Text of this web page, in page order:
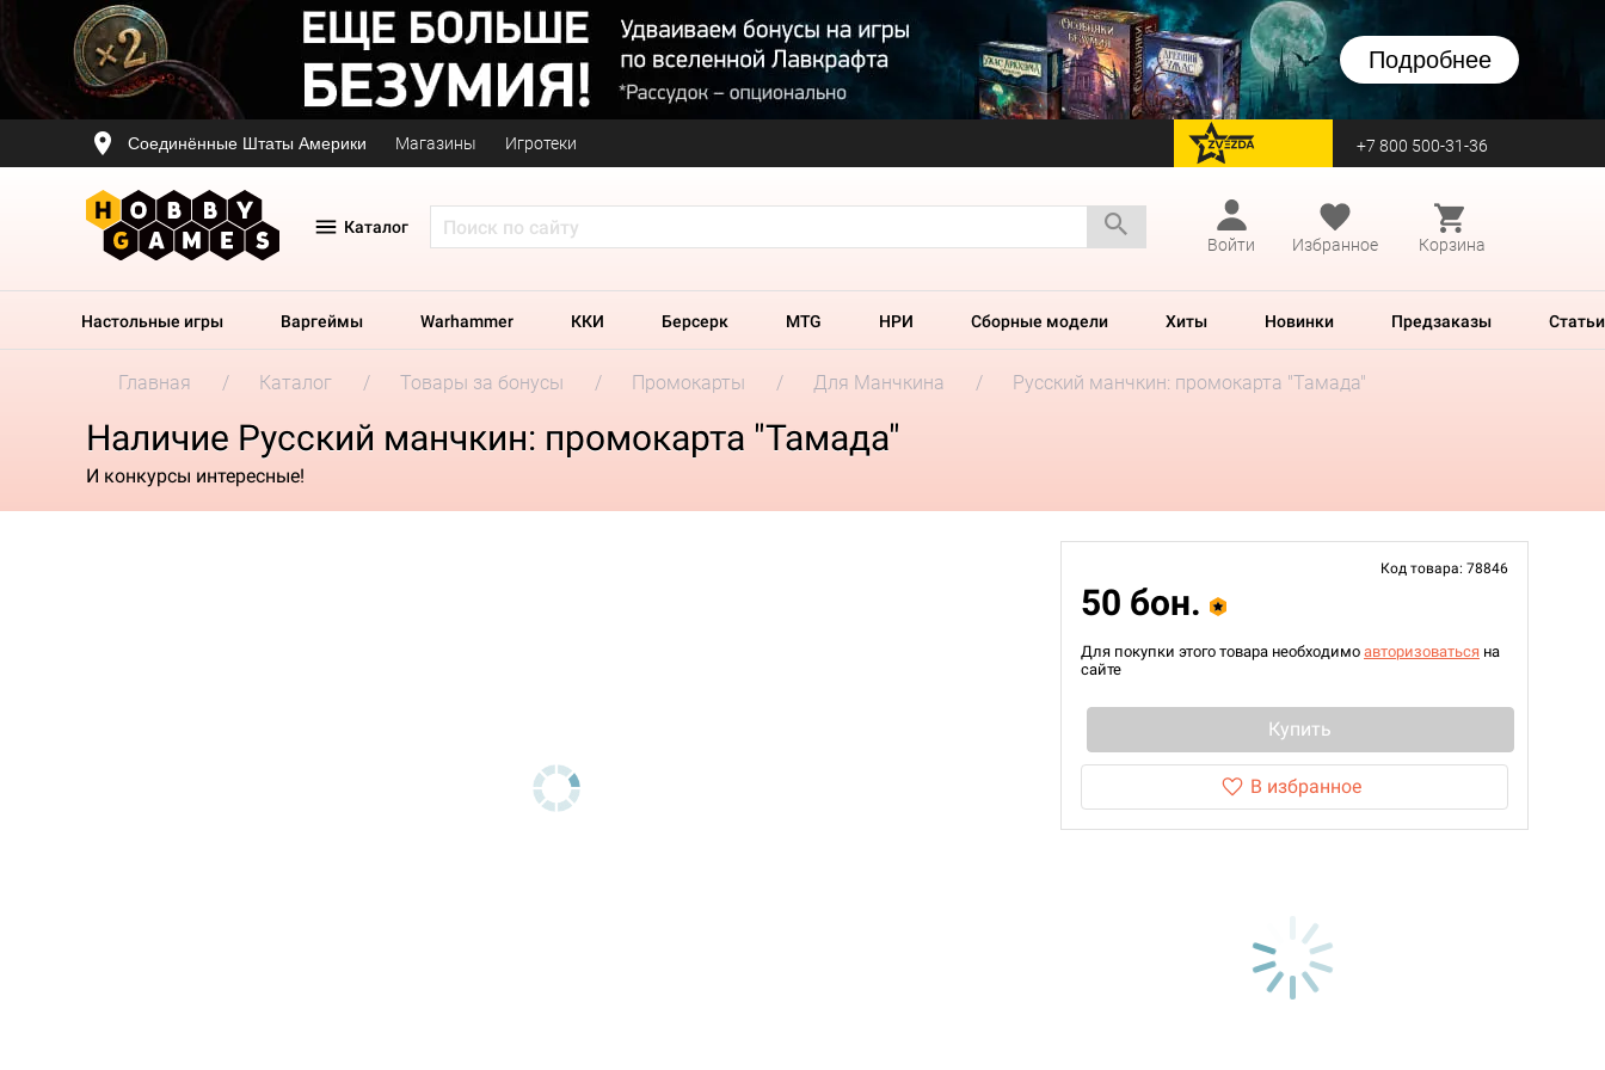
Подробнее
Соединённые Штаты Америки Магазины Игротеки перейти на Zvezda +7 800 500-31-36
Каталог
Войти
Избранное Корзина
Настольные игры Варгеймы Warhammer ККИ Берсерк MTG НРИ Сборные модели Хиты Новинки Предзаказы Статьи
Главная Каталог Товары за бонусы Промокарты Для Манчкина Русский манчкин: промокарта "Тамада"
Наличие Русский манчкин: промокарта "Тамада"
И конкурсы интересные!
Код товара: 78846
50 бон.
Для покупки этого товара необходимо авторизоваться на
сайте
Купить
В избранное